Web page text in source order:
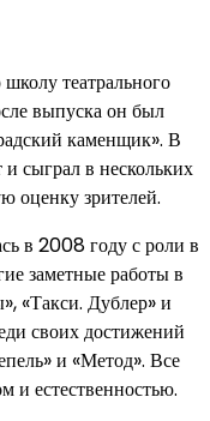
театрального
выпуска он был
каменщик». В
и сыграл в нескольких
оценку зрителей.
в 2008 году с роли в
заметные работы в
«Такси. Дублер» и
своих достижений
и «Метод». Все
и естественностью.